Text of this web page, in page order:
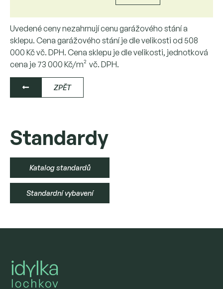
Uvedené ceny nezahrnují cenu garážového stání a
sklepu. Cena garážového stání je dle velikosti od 508
000 Kč vč. DPH. Cena sklepu je dle velikosti, jednotková
cena je 73 000 Kč/m² vč. DPH.
ZPĚT
Standardy
Katalog standardů
Standardní vybavení